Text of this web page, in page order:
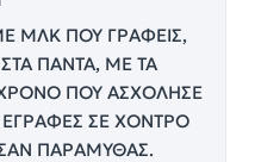
ΜΛΚ ΠΟΥ ΓΡΑΦΕΙΣ,
ΠΑΝΤΑ, ΜΕ ΤΑ
ΠΟΥ ΑΣΧΟΛΗΣΕ
ΣΕ ΧΟΝΤΡΟ
ΣΑΝ ΠΑΡΑΜΥΘΑΣ.